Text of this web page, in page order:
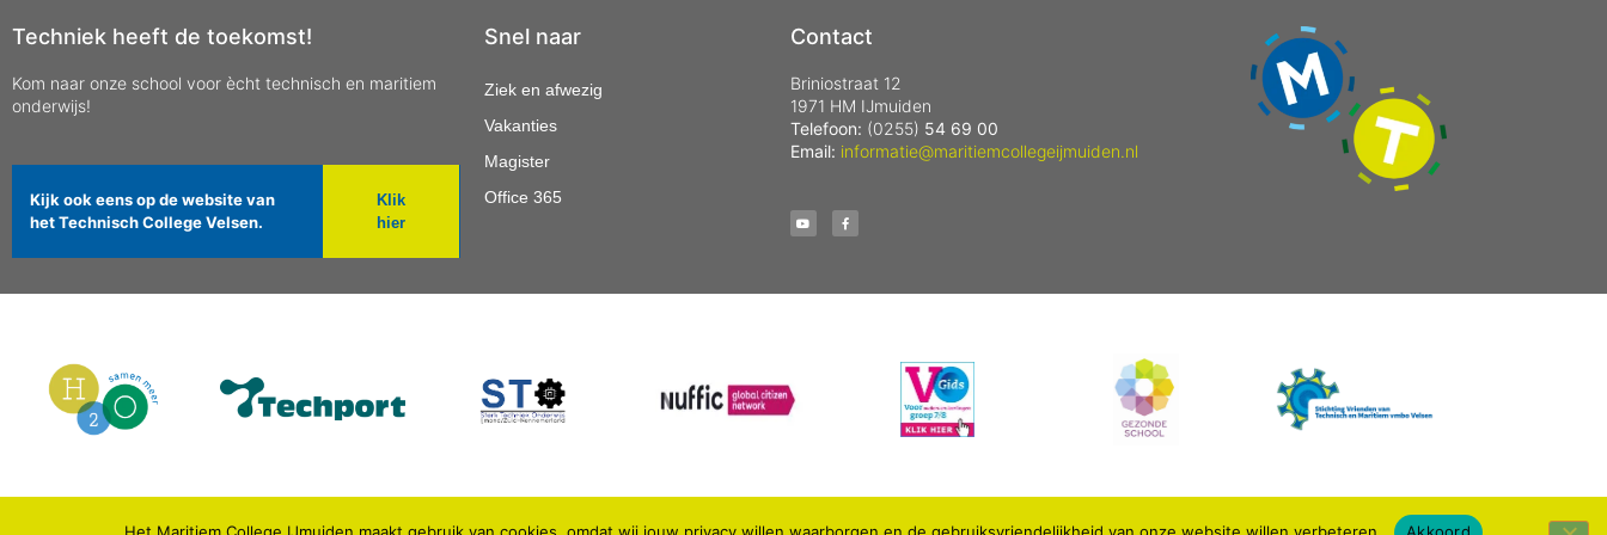
Techniek heeft de toekomst!
Kom naar onze school voor ècht technisch en maritiem
onderwijs!
Kijk ook eens op de website van
het Technisch College Velsen.
Klik
hier
Snel naar
Ziek en afwezig
Vakanties
Magister
Office 365
Contact
Briniostraat 12
1971 HM IJmuiden
Telefoon: (0255) 54 69 00
Email: informatie@maritiemcollegeijmuiden.nl